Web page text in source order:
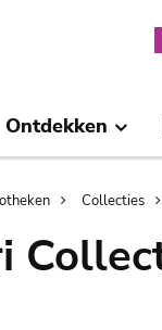
Ontdekken
Collecties